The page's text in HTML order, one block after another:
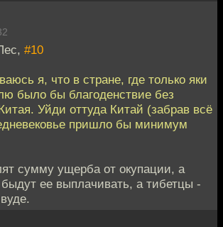
#10
я, что в стране, где только яки
было бы благоденствие без
Уйди оттуда Китай (забрав всё
пришло бы минимум
сумму ущерба от окупации, а
ее выплачивать, а тибетцы -